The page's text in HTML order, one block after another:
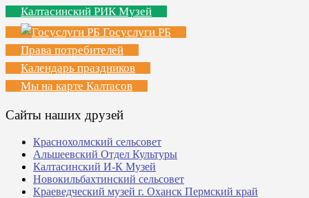
Калтасинский РИК Музей
Госуслуги РБ
Права потребителей
Календарь праздников
Мы на карте Калтасов
Сайты наших друзей
Краснохолмский сельсовет
Альшеевский Отдел Культуры
Калтасинский И-К Музей
Новокильбахтинский сельсовет
Краеведческий музей г. Оханск Пермский край